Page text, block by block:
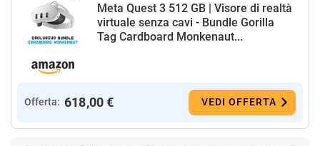
Meta Quest 3 512 GB | Visore di realtà
virtuale senza cavi - Bundle Gorilla
Tag Cardboard Monkenaut...
Offerta: 618,00 € VEDI OFFERTA